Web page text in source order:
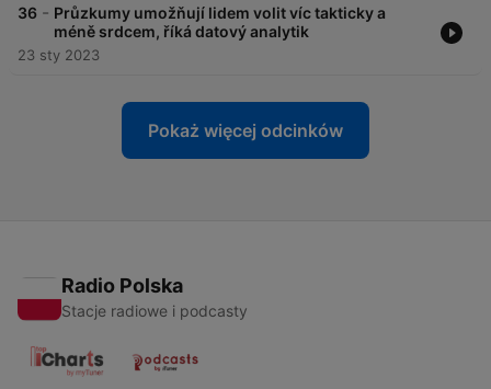
36 - Průzkumy umožňují lidem volit víc takticky a
méně srdcem, říká datový analytik
23 sty 2023
Pokaż więcej odcinków
Radio Polska
Stacje radiowe i podcasty